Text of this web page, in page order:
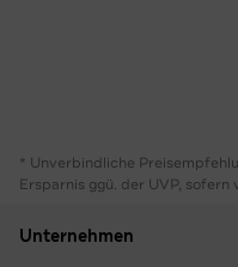
* Unverbindliche
Ersparnis ggü. der UVP, sofern
Unternehmen